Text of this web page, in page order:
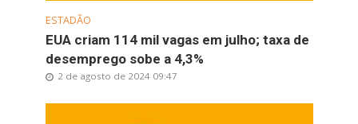
ESTADÃO
EUA criam 114 mil vagas em julho; taxa de
desemprego sobe a 4,3%
2 de agosto de 2024 09:47